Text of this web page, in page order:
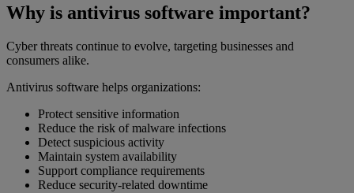
Why is antivirus software important?
Cyber threats continue to evolve, targeting businesses and
consumers alike.
Antivirus software helps organizations:
Protect sensitive information
Reduce the risk of malware infections
Detect suspicious activity
Maintain system availability
Support compliance requirements
Reduce security-related downtime